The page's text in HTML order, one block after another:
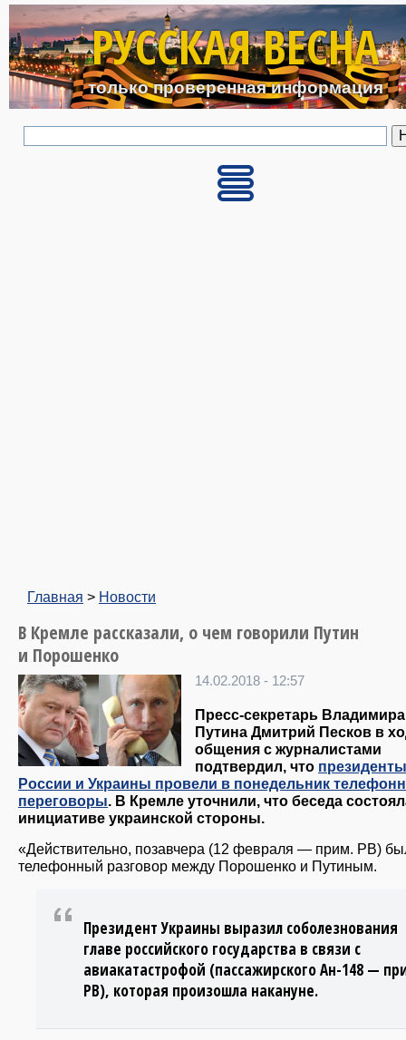
Перейти к основному
РУССКАЯ ВЕСНА
только проверенная информация
Главная > Новости
В Кремле рассказали, о чем говорили Путин
и Порошенко
14.02.2018 - 12:57
Пресс-секретарь Владимира
Путина Дмитрий Песков в
общения с журналистами
подтвердил, что президенты
России и Украины провели в понедельник
переговоры. В Кремле уточнили, что беседа
инициативе украинской стороны.
«Действительно, позавчера (12 февраля — прим. РВ)
телефонный разговор между Порошенко и Путиным.
Президент Украины выразил соболезнования
главе российского государства в связи с
авиакатастрофой (пассажирского Ан-148 —
РВ), которая произошла накануне.